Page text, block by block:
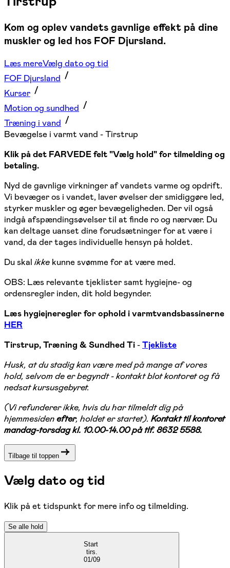
Kom og oplev vandets gavnlige effekt på dine
muskler og led hos FOF Djursland.
Læs mereVælg dato og tid
FOF Djursland
Kurser
Motion og sundhed
Træning i vand
Bevægelse i varmt vand - Tirstrup
Klik på det FARVEDE felt "Vælg hold" for tilmelding og
betaling.
Nyd de gavnlige virkninger af vandets varme og opdrift.
Vi bevæger os i vandet, laver øvelser der smidiggøre led,
styrker muskler og øger bevægeligheden. Der vil også
indgå afspændingsøvelser til at finde ro og nærvær. Du
kan deltage uanset dine forudsætninger for at være i
vand, da der tages individuelle hensyn på holdet.
Du skal ikke kunne svømme for at være med.
OBS: Læs relevante tjeklister samt hygiejne- og
ordensregler inden, dit hold begynder.
Læs hygiejneregler for ophold i varmtvandsbassinerne
HER
Tirstrup, Træning & Sundhed Ti-Tjekliste
Husk, at du stadig kan være med på mange af vores
hold, selvom de er begyndt - kontakt blot kontoret og få
nedsat kursusgebyret.
(Vi refunderer ikke, hvis du har tilmeldt dig på
hjemmesidenefter, holdet er startet). Kontakt til kontoret
mandag-torsdag kl. 10.00-14.00 på tlf. 8632 5588.
Tilbage til toppen
Vælg dato og tid
Klik på et tidspunkt for mere info og tilmelding.
Se alle hold
Start
tirs.
01/09